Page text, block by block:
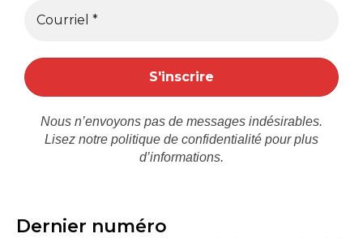
Nous n’envoyons pas de messages indésirables.
Lisez notre politique de confidentialité pour plus
d’informations.
Dernier numéro